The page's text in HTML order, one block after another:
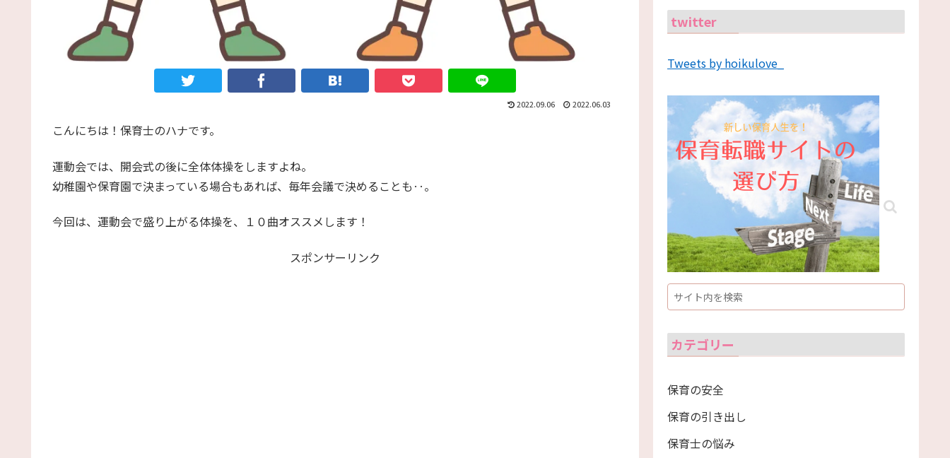
2022.09.06 2022.06.03
こんにちは！保育士のハナです。
運動会では、開会式の後に全体体操をしますよね。
幼稚園や保育園で決まっている場合もあれば、毎年会議で決めることも‥。
今回は、運動会で盛り上がる体操を、１０曲オススメします！
スポンサーリンク
twitter
Tweets by hoikulove_
カテゴリー
保育の安全
保育の引き出し
保育士の悩み